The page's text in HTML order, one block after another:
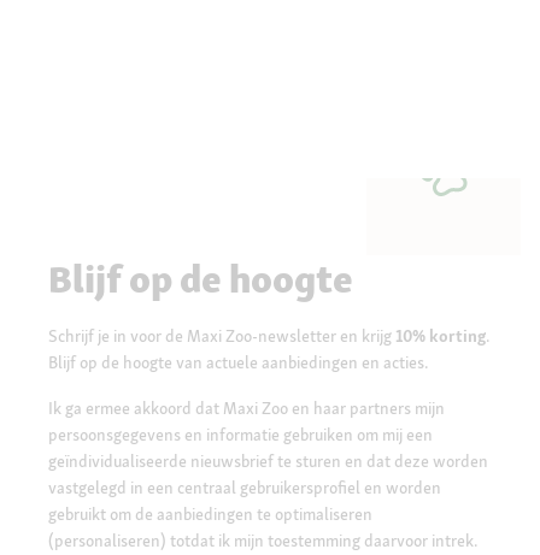
Blijf op de hoogte
Schrijf je in voor de Maxi Zoo-newsletter en krijg 10% korting.
Blijf op de hoogte van actuele aanbiedingen en acties.
Ik ga ermee akkoord dat Maxi Zoo en haar partners mijn
persoonsgegevens en informatie gebruiken om mij een
geïndividualiseerde nieuwsbrief te sturen en dat deze worden
vastgelegd in een centraal gebruikersprofiel en worden
gebruikt om de aanbiedingen te optimaliseren
(personaliseren) totdat ik mijn toestemming daarvoor intrek.